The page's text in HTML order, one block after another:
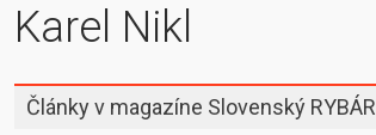
Karel Nikl
Články v magazíne Slovenský RYBÁR